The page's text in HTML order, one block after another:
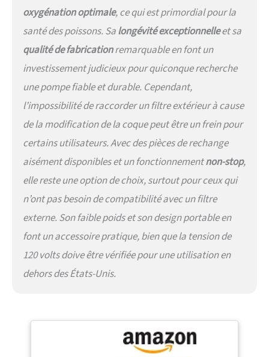
oxygénation optimale, ce qui est primordial pour la
santé des poissons. Salongévité exceptionnelleet sa
qualité de fabricationremarquable en font un
investissement judicieux pour quiconque recherche
une pompe fiable et durable. Cependant,
l’impossibilité de raccorder un filtre extérieur à cause
de la modification de la coque peut être un frein pour
certains utilisateurs. Avec des pièces de rechange
aisément disponibles et un fonctionnementnon-stop,
elle reste une option de choix, surtout pour ceux qui
n’ont pas besoin de compatibilité avec un filtre
externe. Son faible poids et son design portable en
font un accessoire pratique, bien que la tension de
120 volts doive être vérifiée pour une utilisation en
dehors des États-Unis.